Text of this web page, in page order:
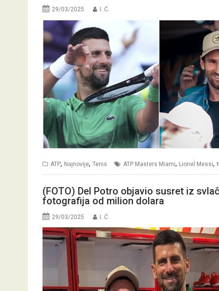
29/03/2025 I. Ć.
ATP, Najnovije, Tenis ATP Masters Miami, Lionel Messi,
(FOTO) Del Potro objavio susret iz
fotografija od milion dolara
29/03/2025 I. Ć.